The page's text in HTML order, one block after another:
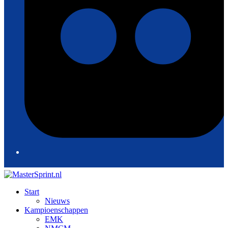
Start
Nieuws
Kampioenschappen
EMK